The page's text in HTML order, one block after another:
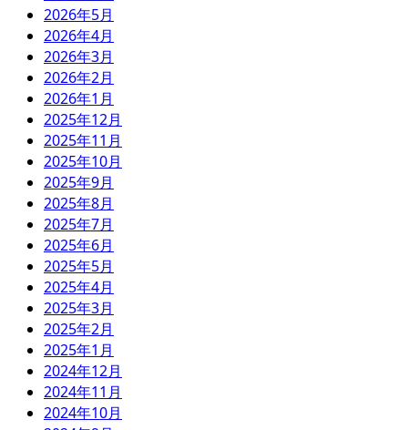
2026年5月
2026年4月
2026年3月
2026年2月
2026年1月
2025年12月
2025年11月
2025年10月
2025年9月
2025年8月
2025年7月
2025年6月
2025年5月
2025年4月
2025年3月
2025年2月
2025年1月
2024年12月
2024年11月
2024年10月